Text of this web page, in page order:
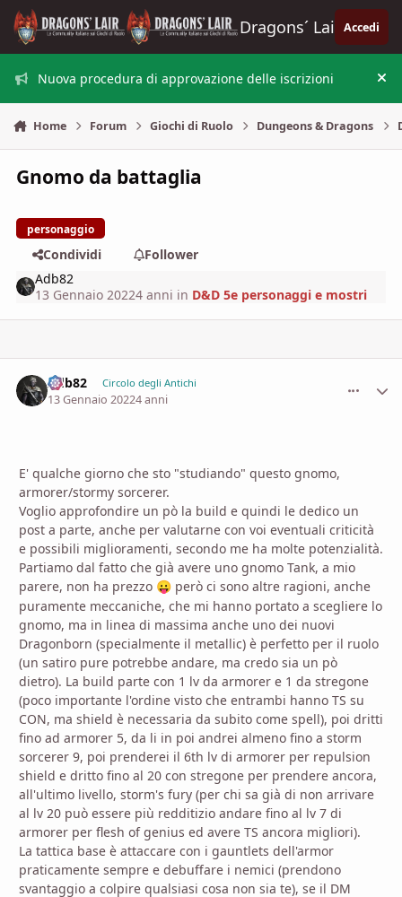
Vai al contenuto
Dragons´ Lair Accedi
Nuova procedura di approvazione delle iscrizioni
Home Forum Giochi di Ruolo Dungeons & Dragons
Gnomo da battaglia
personaggio
Condividi
Follower
Adb82
13 Gennaio 20224 anni in D&D 5e personaggi e mostri
Adb82 Circolo degli Antichi
13 Gennaio 20224 anni
E' qualche giorno che sto "studiando" questo gnomo,
armorer/stormy sorcerer.
Voglio approfondire un pò la build e quindi le dedico un
post a parte, anche per valutarne con voi eventuali criticità
e possibili miglioramenti, secondo me ha molte potenzialità.
Partiamo dal fatto che già avere uno gnomo Tank, a mio
parere, non ha prezzo 😛 però ci sono altre ragioni, anche
puramente meccaniche, che mi hanno portato a scegliere lo
gnomo, ma in linea di massima anche uno dei nuovi
Dragonborn (specialmente il metallic) è perfetto per il ruolo
(un satiro pure potrebbe andare, ma credo sia un pò
dietro). La build parte con 1 lv da armorer e 1 da stregone
(poco importante l'ordine visto che entrambi hanno TS su
CON, ma shield è necessaria da subito come spell), poi dritti
fino ad armorer 5, da li in poi andrei almeno fino a storm
sorcerer 9, poi prenderei il 6th lv di armorer per repulsion
shield e dritto fino al 20 con stregone per prendere ancora,
all'ultimo livello, storm's fury (per chi sa già di non arrivare
al lv 20 può essere più redditizio andare fino al lv 7 di
armorer per flesh of genius ed avere TS ancora migliori).
La tattica base è attaccare con i gauntlets dell'armor
praticamente sempre e debuffare i nemici (prendono
svantaggio a colpire qualsiasi cosa non sia te), se il DM